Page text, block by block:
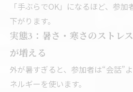
「手ぶらでOK」になるほど、参
下がります。
実態3：暑さ・寒さのストレ
が増える
外が暑すぎると、参加者は“会話”
ネルギーを使います。